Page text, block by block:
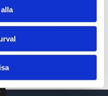
i form av ett
blå / röd,